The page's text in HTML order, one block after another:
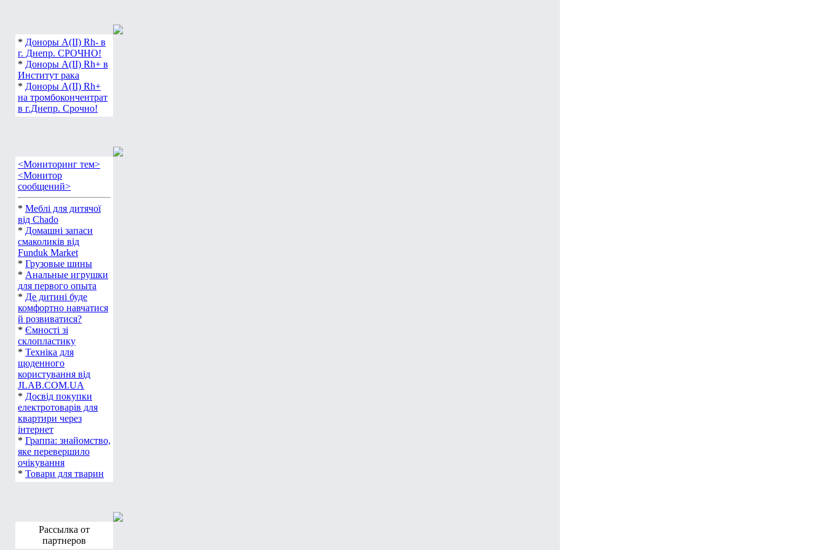
* Доноры А(ІІ) Rh- в
г. Днепр. СРОЧНО!
* Доноры А(ІІ) Rh+ в
Институт рака
* Доноры А(ІІ) Rh+
на тромбокончентрат
в г.Днепр. Срочно!
<Мониторинг тем>
<Монитор
сообщений>
* Меблі для дитячої
від Chado
* Домашні запаси
смаколиків від
Funduk Market
* Грузовые шины
* Анальные игрушки
для первого опыта
* Де дитині буде
комфортно навчатися
й розвиватися?
* Ємності зі
склопластику
* Техніка для
щоденного
користування від
JLAB.COM.UA
* Досвід покупки
електротоварів для
квартири через
інтернет
* Граппа: знайомство,
яке перевершило
очікування
* Товари для тварин
Рассылка от
партнеров